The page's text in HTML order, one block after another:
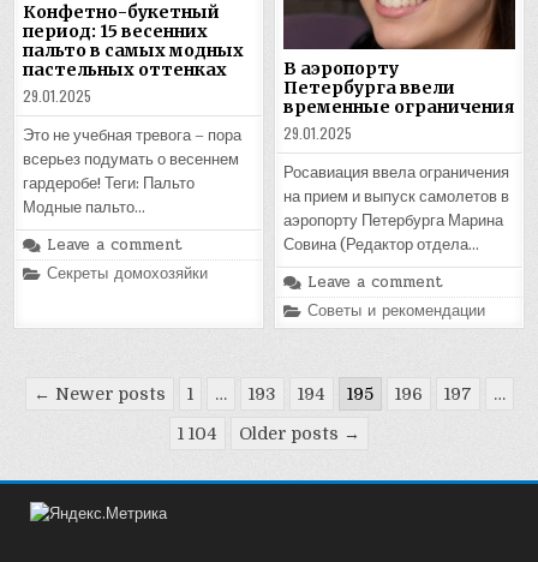
Конфетно-букетный
период: 15 весенних
пальто в самых модных
пастельных оттенках
29.01.2025
Это не учебная тревога – пора
всерьез подумать о весеннем
гардеробе! Теги: Пальто
Модные пальто…
Leave a comment
Posted
Секреты домохозяйки
В аэропорту
Петербурга ввели
временные ограничения
29.01.2025
Росавиация ввела ограничения
на прием и выпуск самолетов в
аэропорту Петербурга Марина
Совина (Редактор отдела…
Leave a comment
Posted
in
Советы и рекомендации
Пагинация
← Newer posts 1 … 193 194 195 196 197 …
1 104 Older posts →